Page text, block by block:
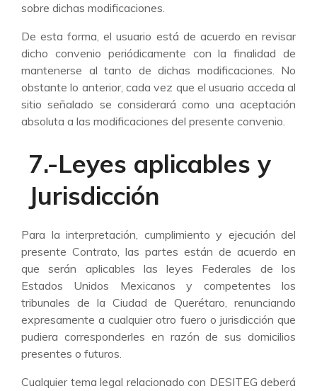
sobre dichas modificaciones.
De esta forma, el usuario está de acuerdo en revisar
dicho convenio periódicamente con la finalidad de
mantenerse al tanto de dichas modificaciones. No
obstante lo anterior, cada vez que el usuario acceda al
sitio señalado se considerará como una aceptación
absoluta a las modificaciones del presente convenio.
7.-Leyes aplicables y
Jurisdicción
Para la interpretación, cumplimiento y ejecución del
presente Contrato, las partes están de acuerdo en
que serán aplicables las leyes Federales de los
Estados Unidos Mexicanos y competentes los
tribunales de la Ciudad de Querétaro, renunciando
expresamente a cualquier otro fuero o jurisdicción que
pudiera corresponderles en razón de sus domicilios
presentes o futuros.
Cualquier tema legal relacionado con DESITEG deberá